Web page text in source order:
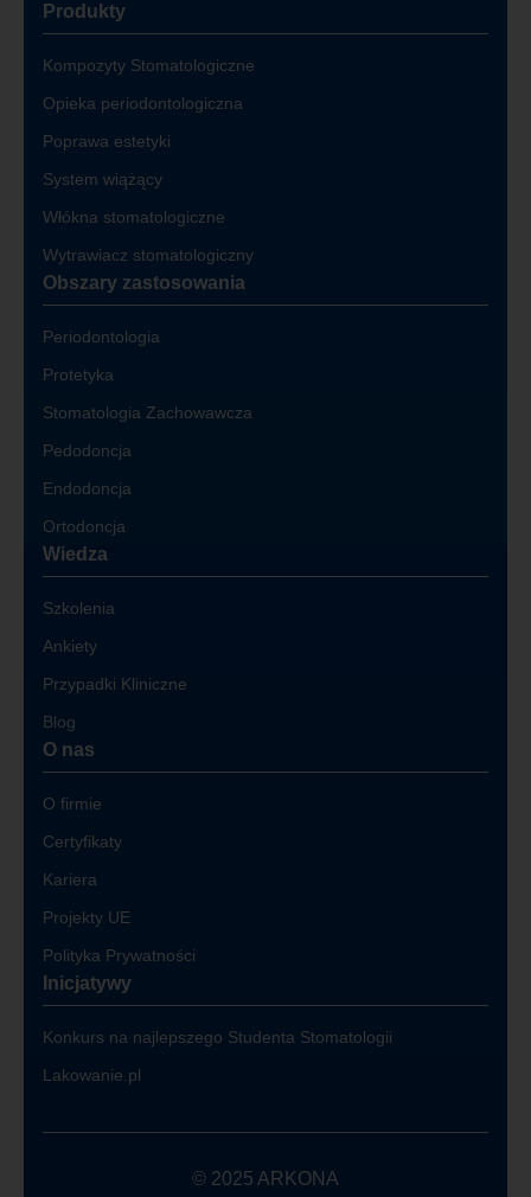
Produkty
Kompozyty Stomatologiczne
Opieka periodontologiczna
Poprawa estetyki
System wiążący
Włókna stomatologiczne
Wytrawiacz stomatologiczny
Obszary zastosowania
Periodontologia
Protetyka
Stomatologia Zachowawcza
Pedodoncja
Endodoncja
Ortodoncja
Wiedza
Szkolenia
Ankiety
Przypadki Kliniczne
Blog
O nas
O firmie
Certyfikaty
Kariera
Projekty UE
Polityka Prywatności
Inicjatywy
Konkurs na najlepszego Studenta Stomatologii
Lakowanie.pl
© 2025 ARKONA